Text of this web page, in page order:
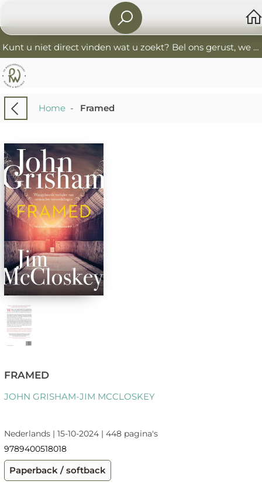
Kunt u niet direct vinden wat u zoekt? Bel ons gerust, we helpen u graag. 0341-552405 De Boekverkoopers
Home- Framed
FRAMED
JOHN GRISHAM-JIM MCCLOSKEY
Nederlands | 15-10-2024 | 448 pagina's
9789400518018
Paperback / softback